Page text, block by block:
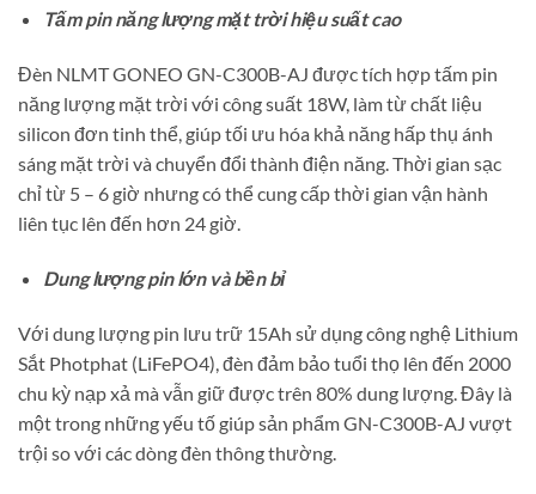
Tấm pin năng lượng mặt trời hiệu suất cao
Đèn NLMT GONEO GN-C300B-AJ được tích hợp tấm pin
năng lượng mặt trời với công suất 18W, làm từ chất liệu
silicon đơn tinh thể, giúp tối ưu hóa khả năng hấp thụ ánh
sáng mặt trời và chuyển đổi thành điện năng. Thời gian sạc
chỉ từ 5 – 6 giờ nhưng có thể cung cấp thời gian vận hành
liên tục lên đến hơn 24 giờ.
Dung lượng pin lớn và bền bỉ
Với dung lượng pin lưu trữ 15Ah sử dụng công nghệ Lithium
Sắt Photphat (LiFePO4), đèn đảm bảo tuổi thọ lên đến 2000
chu kỳ nạp xả mà vẫn giữ được trên 80% dung lượng. Đây là
một trong những yếu tố giúp sản phẩm GN-C300B-AJ vượt
trội so với các dòng đèn thông thường.